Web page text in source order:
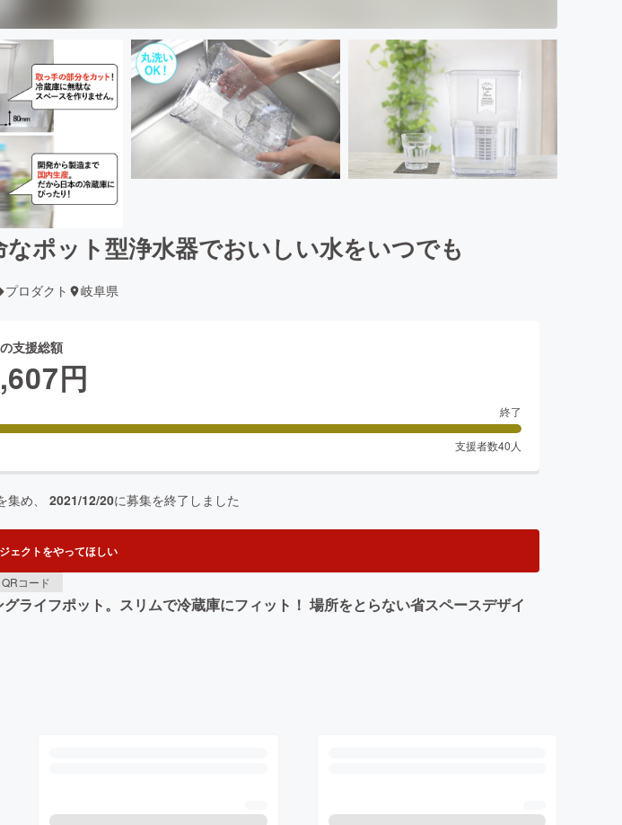
ポット型浄水器でおいしい水をいつでも
プロダクト 岐阜県
支援総額
円
終了
支援者数40 人
集め、 2021/12/20に募集を終了しました
ェクトをやってほしい
QRコード
ライフポット。スリムで冷蔵庫にフィット！ 場所をとらない省スペースデザイ